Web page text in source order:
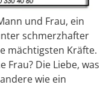
und Frau, ein
schmerzhafter
mächtigsten Kräfte.
Frau? Die Liebe, was
wie ein